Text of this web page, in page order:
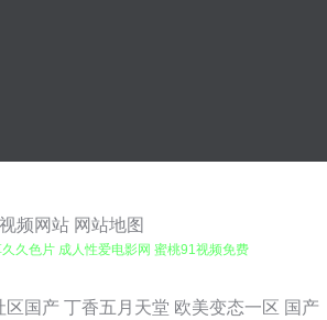
频网站 网站地图
久色片 成人性爱电影网 蜜桃91视频免费
区国产 丁香五月天堂 欧美变态一区 国产